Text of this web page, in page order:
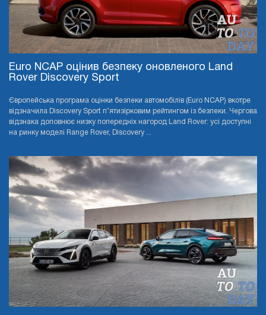
Euro NCAP оцінив безпеку оновленого Land
Rover Discovery Sport
Європейська програма оцінки безпеки автомобілів (Euro NCAP) вкотре
відзначила Discovery Sport п’ятизірковим рейтингом із безпеки. Чергова
відзнака доповнює низку попередніх нагород Land Rover: усі доступні
на ринку моделі Range Rover, Discovery ...